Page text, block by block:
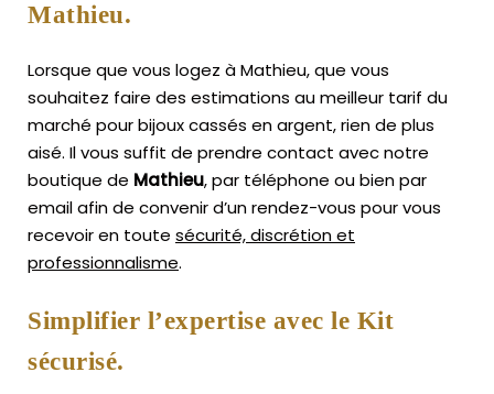
Mathieu.
Lorsque que vous logez à Mathieu, que vous
souhaitez faire des estimations au meilleur tarif du
marché pour bijoux cassés en argent, rien de plus
aisé. Il vous suffit de prendre contact avec notre
boutique de Mathieu, par téléphone ou bien par
email afin de convenir d’un rendez-vous pour vous
recevoir en toute sécurité, discrétion et
professionnalisme.
Simplifier l’expertise avec le Kit
sécurisé.